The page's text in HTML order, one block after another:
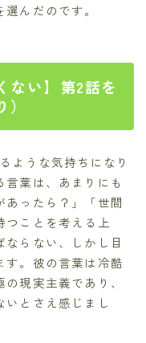
んだのです。
ない】第2話を
ような気持ちになり
葉は、あまりにも
ったら？」「世間
ことを考える上
らない、しかし目
す。彼の言葉は冷酷
現実主義であり、
とさえ感じまし